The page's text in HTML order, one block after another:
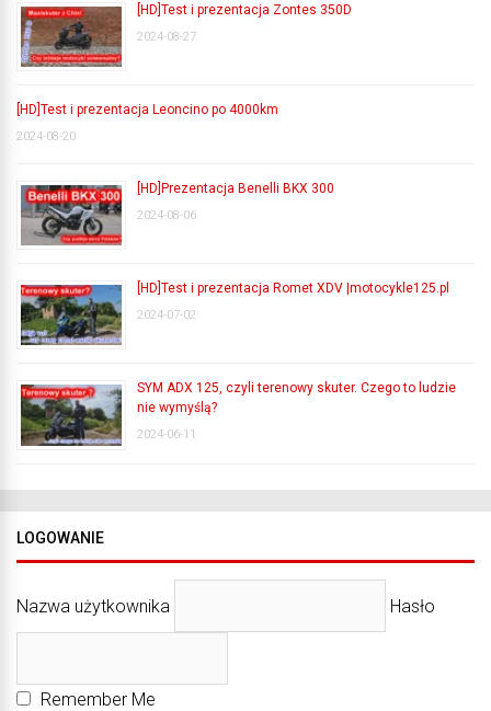
[HD]Test i prezentacja Zontes 350D
2024-08-27
[HD]Test i prezentacja Leoncino po 4000km
2024-08-20
[HD]Prezentacja Benelli BKX 300
2024-08-06
[HD]Test i prezentacja Romet XDV |motocykle125.pl
2024-07-02
SYM ADX 125, czyli terenowy skuter. Czego to ludzie
nie wymyślą?
2024-06-11
LOGOWANIE
Nazwa użytkownika Hasło
Remember Me